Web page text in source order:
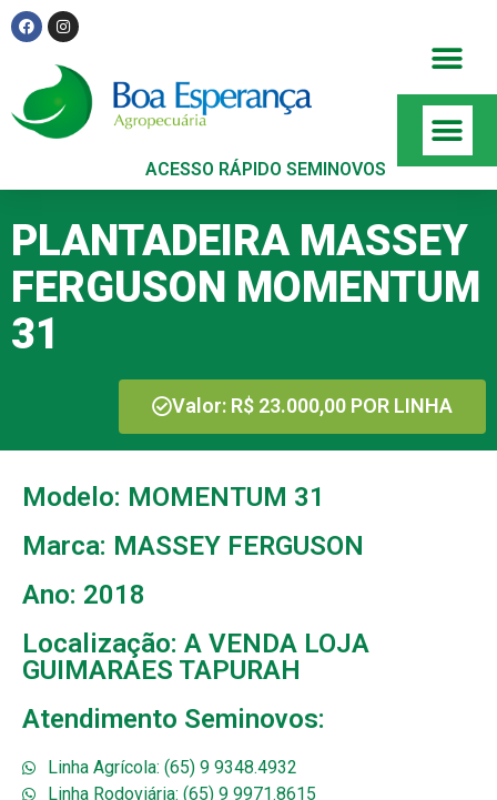
ACESSO RÁPIDO SEMINOVOS
PLANTADEIRA MASSEY
FERGUSON MOMENTUM
31
Valor: R$ 23.000,00 POR LINHA
Modelo: MOMENTUM 31
Marca: MASSEY FERGUSON
Ano: 2018
Localização: A VENDA LOJA
GUIMARAES TAPURAH
Atendimento Seminovos:
Linha Agrícola: (65) 9 9348.4932
Linha Rodoviária: (65) 9 9971.8615